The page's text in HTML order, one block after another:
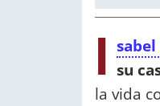
I su
la vida